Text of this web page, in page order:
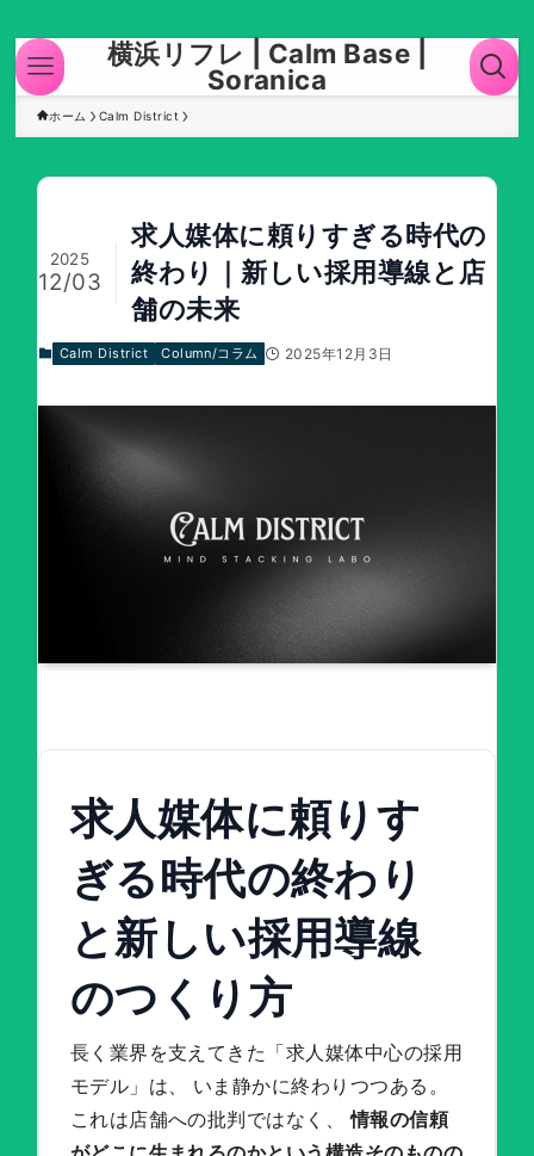
横浜リフレ | Calm Base |
Soranica
ホーム Calm District
求人媒体に頼りすぎる時代の
終わり｜新しい採用導線と店
舗の未来
2025
12/03
Calm District Column/コラム 2025年12月3日
求人媒体に頼りす
ぎる時代の終わり
と新しい採用導線
のつくり方
長く業界を支えてきた「求人媒体中心の採用
モデル」は、 いま静かに終わりつつある。
これは店舗への批判ではなく、情報の信頼